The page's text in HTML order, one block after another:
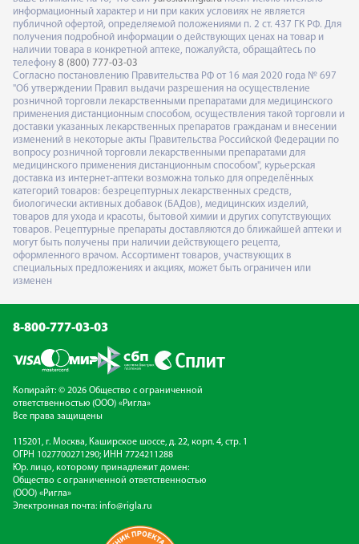
информационный характер и ни при каких условиях не является
публичной офертой, определяемой положениями п. 2 ст. 437 ГК РФ. Для
получения подробной информации о действующих ценах на товар и
наличии товара в конкретной аптеке, пожалуйста, обращайтесь по
телефону 8 (800) 777-03-03
Согласно постановлению Правительства РФ от 16 мая 2020 года № 697
"Об утверждении Правил выдачи разрешения на осуществление
розничной торговли лекарственными препаратами для медицинского
применения дистанционным способом, осуществления такой торговли и
доставки указанных лекарственных препаратов гражданам и внесении
изменений в некоторые акты Правительства Российской Федерации по
вопросу розничной торговли лекарственными препаратами для
медицинского применения дистанционным способом", курьерская
доставка из интернет-аптеки возможна только для определённых
категорий товаров: безрецептурных лекарственных средств,
биологически активных добавок (БАДов), медицинских изделий,
товаров для ухода и красоты, бытовой химии и других сопутствующих
товаров. Рецептурные препараты доставляются до ближайшей аптеки и
могут быть получены при наличии действующего рецепта,
оформленного врачом. Ассортимент товаров, участвующих в
специальных предложениях и акциях, может быть ограничен или
изменен
8-800-777-03-03
Копирайт: © 2026 Общество с ограниченной
ответственностью (ООО) «Ригла»
Все права защищены
115201, г. Москва, Каширское шоссе, д. 22, корп. 4, стр. 1
ОГРН 1027700271290; ИНН 7724211288
Юр. лицо, которому принадлежит домен:
Общество с ограниченной ответственностью
(ООО) «Ригла»
Электронная почта: info@rigla.ru